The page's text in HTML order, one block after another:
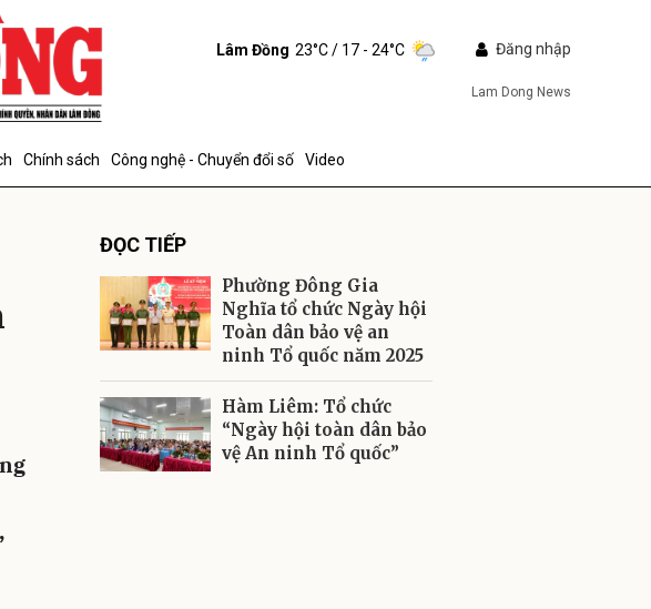
Lâm Đồng 23°C/ 17 - 24°C Đăng nhập
Lam Dong News
Chính sách Công nghệ - Chuyển đổi số Video
ĐỌC TIẾP
Phường Đông Gia
Nghĩa tổ chức Ngày hội
Toàn dân bảo vệ an
ninh Tổ quốc năm 2025
Hàm Liêm: Tổ chức
“Ngày hội toàn dân bảo
vệ An ninh Tổ quốc”